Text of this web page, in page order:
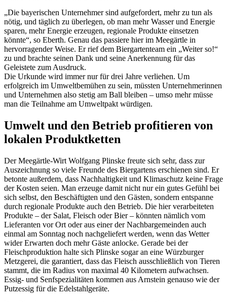
„Die bayerischen Unternehmer sind aufgefordert, mehr zu tun als
nötig, und täglich zu überlegen, ob man mehr Wasser und Energie
sparen, mehr Energie erzeugen, regionale Produkte einsetzen
könnte“, so Eberth. Genau das passiere hier im Meegärtle in
hervorragender Weise. Er rief dem Biergartenteam ein „Weiter so!“
zu und brachte seinen Dank und seine Anerkennung für das
Geleistete zum Ausdruck.
Die Urkunde wird immer nur für drei Jahre verliehen. Um
erfolgreich im Umweltbemühen zu sein, müssten Unternehmerinnen
und Unternehmen also stetig am Ball bleiben – umso mehr müsse
man die Teilnahme am Umweltpakt würdigen.
Umwelt und den Betrieb profitieren von
lokalen Produktketten
Der Meegärtle-Wirt Wolfgang Plinske freute sich sehr, dass zur
Auszeichnung so viele Freunde des Biergartens erschienen sind. Er
betonte außerdem, dass Nachhaltigkeit und Klimaschutz keine Frage
der Kosten seien. Man erzeuge damit nicht nur ein gutes Gefühl bei
sich selbst, den Beschäftigten und den Gästen, sondern entspanne
durch regionale Produkte auch den Betrieb. Die hier verarbeiteten
Produkte – der Salat, Fleisch oder Bier – könnten nämlich vom
Lieferanten vor Ort oder aus einer der Nachbargemeinden auch
einmal am Sonntag noch nachgeliefert werden, wenn das Wetter
wider Erwarten doch mehr Gäste anlocke. Gerade bei der
Fleischproduktion halte sich Plinske sogar an eine Würzburger
Metzgerei, die garantiert, dass das Fleisch ausschließlich von Tieren
stammt, die im Radius von maximal 40 Kilometern aufwachsen.
Essig- und Senfspezialitäten kommen aus Arnstein genauso wie der
Putzessig für die Edelstahlgeräte.